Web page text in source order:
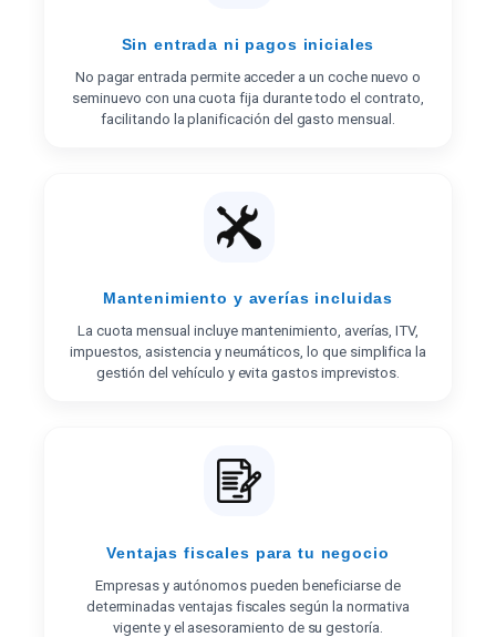
Sin entrada ni pagos iniciales
No pagar entrada permite acceder a un coche nuevo o
seminuevo con una cuota fija durante todo el contrato,
facilitando la planificación del gasto mensual.
Mantenimiento y averías incluidas
La cuota mensual incluye mantenimiento, averías, ITV,
impuestos, asistencia y neumáticos, lo que simplifica la
gestión del vehículo y evita gastos imprevistos.
Ventajas fiscales para tu negocio
Empresas y autónomos pueden beneficiarse de
determinadas ventajas fiscales según la normativa
vigente y el asesoramiento de su gestoría.